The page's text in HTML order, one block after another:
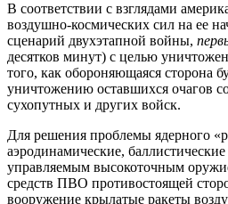
В соответствии с взглядами
воздушно-космических сил на ее
сценарий двухэтапной войны,
десятков минут) с целью
того, как обороняющаяся сторона
уничтожению оставшихся очагов
сухопутных и других войск.
Для решения проблемы ядерного
аэродинамические,
управляемым высокоточным
средств ПВО противостоящей
вооружение крылатые ракеты